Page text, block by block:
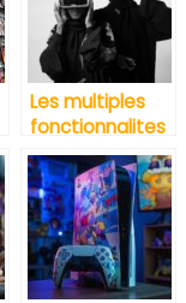
Les multiples
fonctionnalites
des casques
htc